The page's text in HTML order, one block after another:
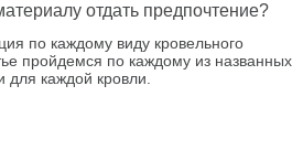
отдать предпочтение?
по каждому виду кровельного
пройдемся по каждому из названных
для каждой кровли.